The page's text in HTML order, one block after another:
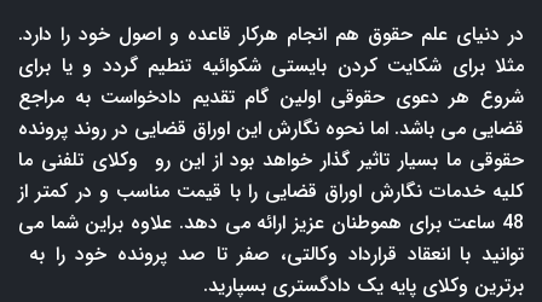
در دنیای علم حقوق هم انجام هرکار قاعده و اصول خود را دارد.
مثلا برای شکایت کردن بایستی شکوائیه تنطیم گردد و یا برای
شروع هر دعوی حقوقی اولین گام تقدیم دادخواست به مراجع
قضایی می باشد. اما نحوه نگارش این اوراق قضایی در روند پرونده
حقوقی ما بسیار تاثیر گذار خواهد بود از این رو وکلای تلفنی ما
کلیه خدمات نگارش اوراق قضایی را با قیمت مناسب و در کمتر از
48 ساعت برای هموطنان عزیز ارائه می دهد. علاوه براین شما می
توانید با انعقاد قرارداد وکالتی، صفر تا صد پرونده خود را به
برترین وکلای پایه یک دادگستری بسپارید.